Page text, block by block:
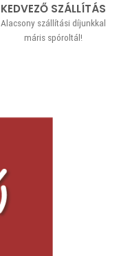
KEDVEZŐ SZÁLLÍTÁS
Alacsony szállítási díjunkkal
máris spóroltál!